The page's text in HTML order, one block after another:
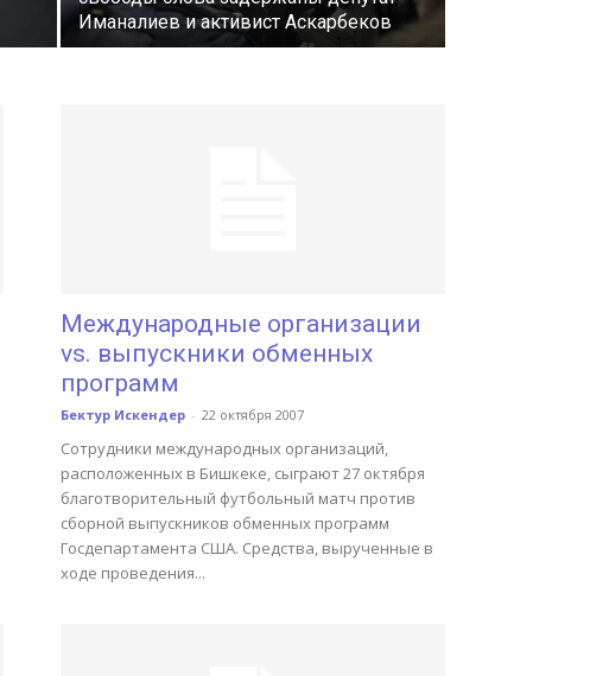
Иманалиев и активист Аскарбеков
Международные организации
vs. выпускники обменных
программ
Бектур Искендер - 22 октября 2007
Сотрудники международных организаций,
расположенных в Бишкеке, сыграют 27 октября
благотворительный футбольный матч против
сборной выпускников обменных программ
Госдепартамента США. Средства, вырученные в
ходе проведения...